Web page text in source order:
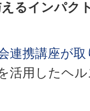
るインパク
連携講座が
活用したヘ